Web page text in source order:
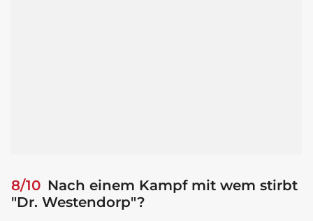
8/10 Nach einem Kampf mit wem stirbt
"Dr. Westendorp"?